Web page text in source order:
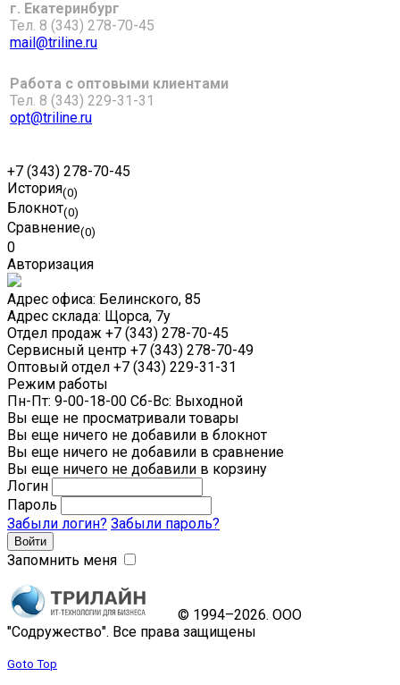
г. Екатеринбург
Тел. 8 (343) 278-70-45
mail@triline.ru
Работа с оптовыми клиентами
Тел. 8 (343) 229-31-31
opt@triline.ru
+7 (343) 278-70-45
История(0)
Блокнот(0)
Сравнение(0)
0
Авторизация
Адрес офиса: Белинского, 85
Адрес склада: Щорса, 7у
Отдел продаж +7 (343) 278-70-45
Сервисный центр +7 (343) 278-70-49
Оптовый отдел +7 (343) 229-31-31
Режим работы
Пн-Пт: 9-00-18-00 Сб-Вс: Выходной
Вы еще не просматривали товары
Вы еще ничего не добавили в блокнот
Вы еще ничего не добавили в сравнение
Вы еще ничего не добавили в корзину
Логин
Пароль
Забыли логин? Забыли пароль?
Запомнить меня
© 1994–2026. ООО
"Содружество". Все права защищены
Goto Top